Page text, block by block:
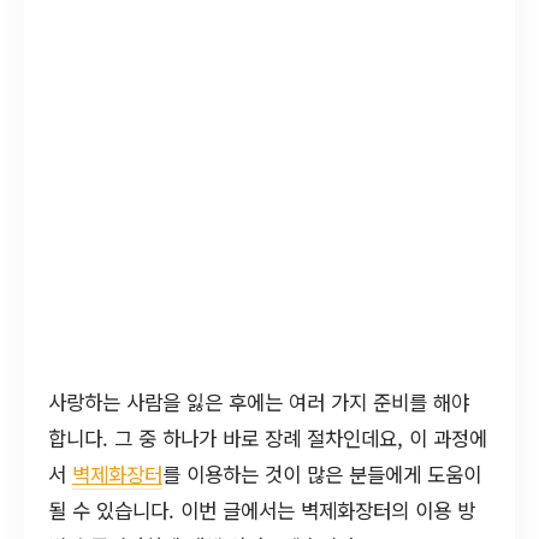
사랑하는 사람을 잃은 후에는 여러 가지 준비를 해야
합니다. 그 중 하나가 바로 장례 절차인데요, 이 과정에
서 벽제화장터를 이용하는 것이 많은 분들에게 도움이
될 수 있습니다. 이번 글에서는 벽제화장터의 이용 방